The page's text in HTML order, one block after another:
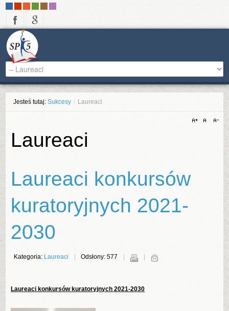
Jesteś tutaj:Sukcesy / Laureaci
Laureaci
Laureaci konkursów
kuratoryjnych 2021-
2030
Kategoria: Laureaci Odsłony: 577
Laureaci konkursów kuratoryjnych 2021-2030